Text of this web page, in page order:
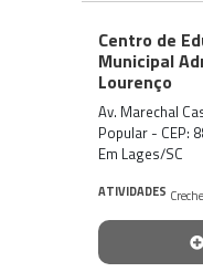
Centro de
Municipal
Lourenço
Av. Marechal
Popular - CEP:
Em Lages/SC
ATIVIDADES